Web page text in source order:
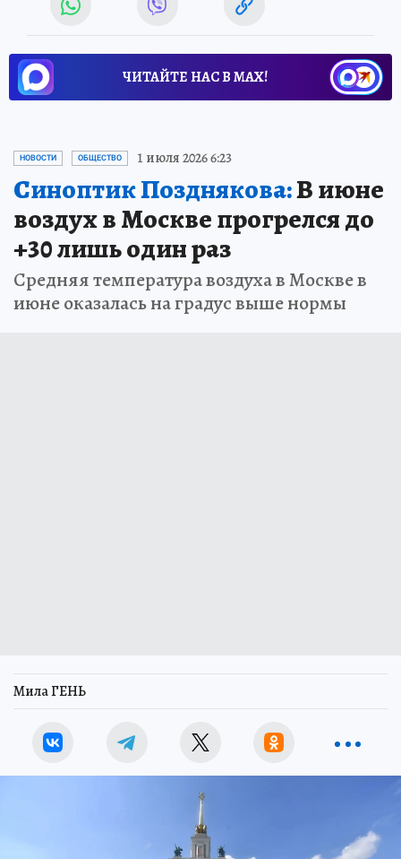
ЧИТАЙТЕ НАС В МАХ!
НОВОСТИ ОБЩЕСТВО 1 июля 2026 6:23
Синоптик Позднякова:В июне
воздух в Москве прогрелся до
+30 лишь один раз
Средняя температура воздуха в Москве в
июне оказалась на градус выше нормы
Мила ГЕНЬ